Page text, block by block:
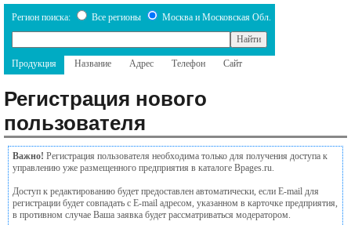
Регион поиска: Все регионы Москва и Московская Обл.
Продукция Название Адрес Телефон Сайт
Регистрация нового
пользователя
Важно! Регистрация пользователя необходима только для получения доступа к
управлению уже размещенного предприятия в каталоге Bpages.ru.
Доступ к редактированию будет предоставлен автоматически, если E-mail для
регистрации будет совпадать с E-mail адресом, указанном в карточке предприятия,
в противном случае Ваша заявка будет рассматриваться модератором.